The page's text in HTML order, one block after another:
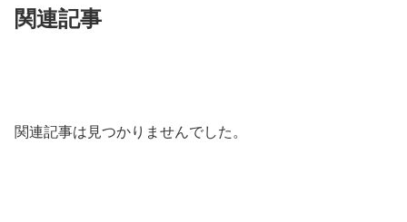
関連記事
関連記事は見つかりませんでした。